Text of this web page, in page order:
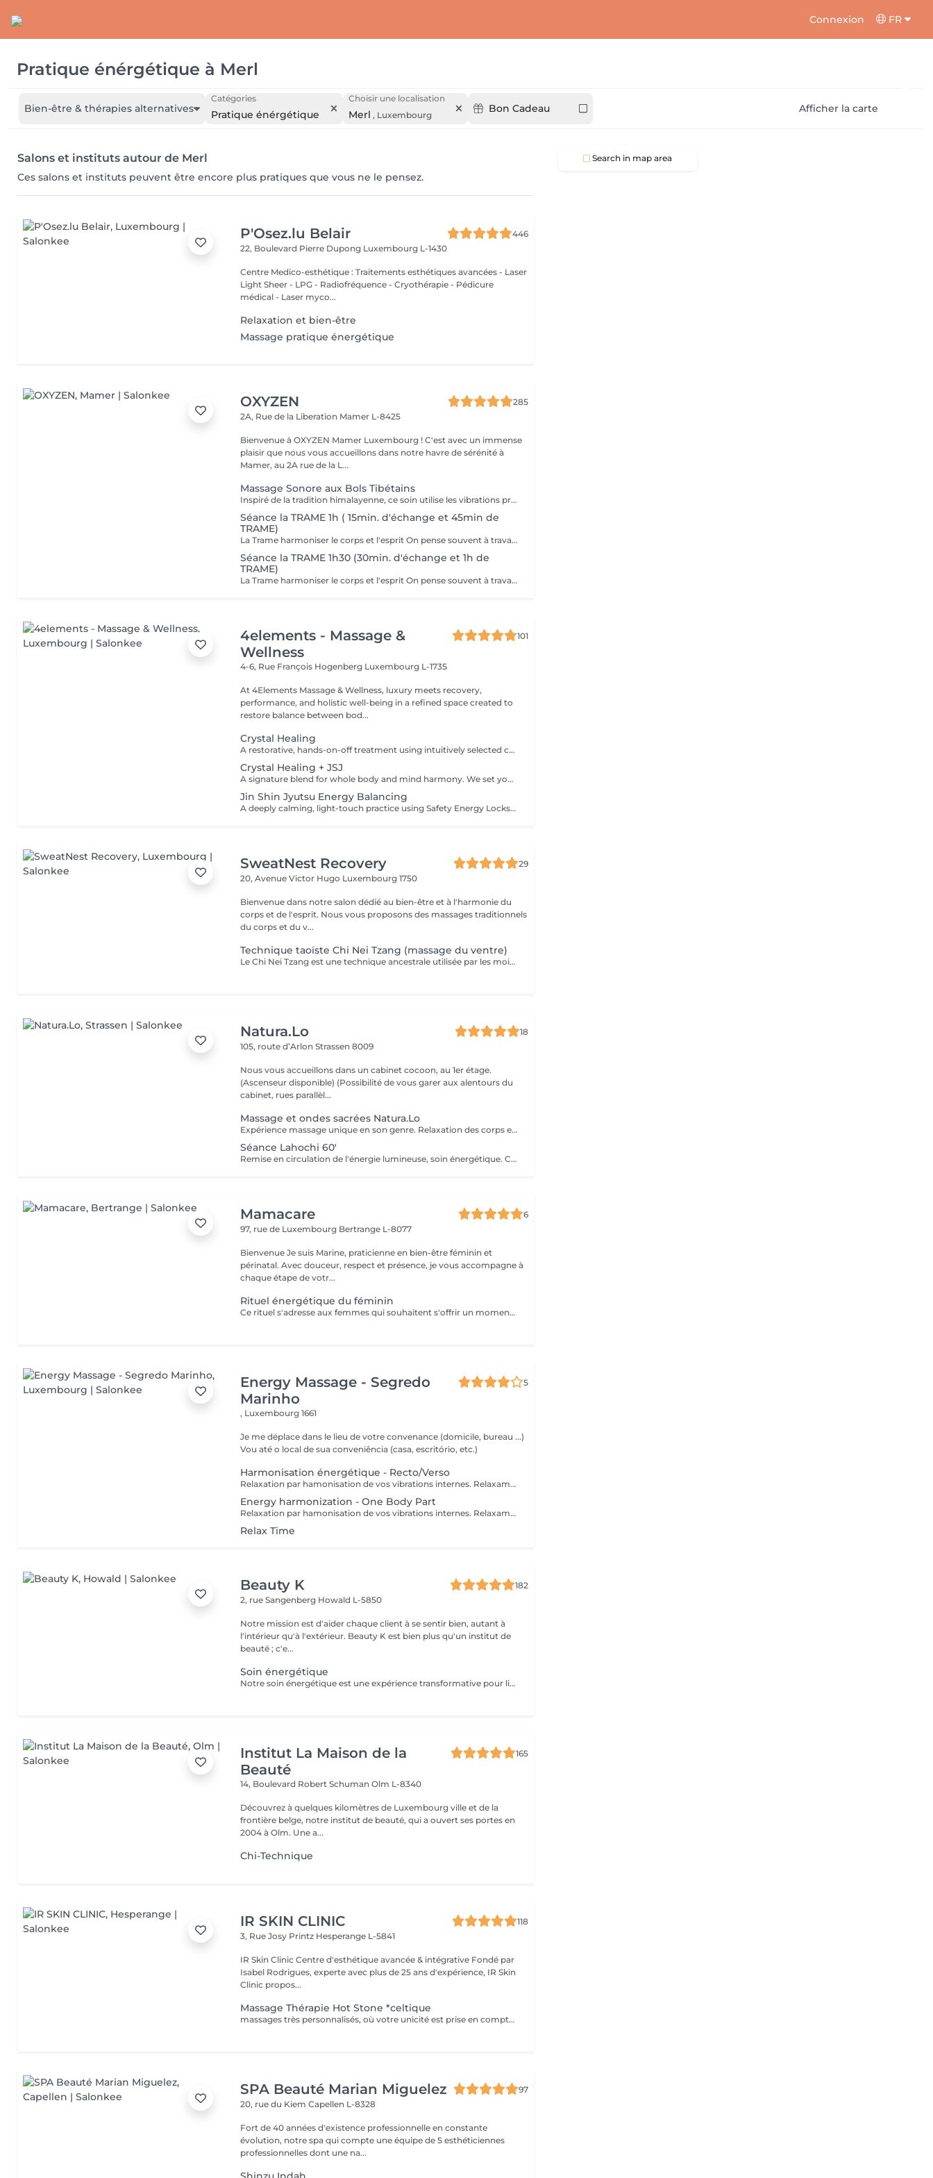
Connexion FR
Pratique énérgétique à Merl
Bien-être & thérapies alternatives
Catégories
Pratique énérgétique
Choisir une localisation
Merl , Luxembourg
Bon Cadeau Afficher la carte
Salons et instituts autour de Merl
Ces salons et instituts peuvent être encore plus pratiques que vous ne le pensez.
P'Osez.lu Belair
446
22, Boulevard Pierre Dupong Luxembourg L-1430
Centre Medico-esthétique : Traitements esthétiques avancées - Laser
Light Sheer - LPG - Radiofréquence - Cryothérapie - Pédicure
médical - Laser myco...
Relaxation et bien-être
Massage pratique énergétique
OXYZEN
285
2A, Rue de la Liberation Mamer L-8425
Bienvenue à OXYZEN Mamer Luxembourg ! C'est avec un immense
plaisir que nous vous accueillons dans notre havre de sérénité à
Mamer, au 2A rue de la L...
Massage Sonore aux Bols Tibétains
Inspiré de la tradition himalayenne, ce soin utilise les vibrations profondes des bols Peter Hess pour rétablir l'équilibre entre le corps et l'esprit. Les sons se propagent à travers chaque cellule, relâchent les tensions et stimulent la circulation énergétique naturelle. Ce soin permet de : dissoudre les tensions physiques et émotionnelles, apaiser le mental et calmer les pensées, favoriser un sommeil réparateur et une sensation durable de sérénité. Chaque bol est placé à des endroits spécifiques, créant une symphonie de fréquences qui vous enveloppe et vous ramène à votre centre. Une expérience rare, profondément régénérante, à la croisée de la relaxation, de la méditation et de la thérapie vibratoire.
Séance la TRAME 1h ( 15min. d'échange et 45min de
TRAME)
La Trame harmoniser le corps et l'esprit On pense souvent à travailler son mental, mais on oublie que notre corps garde en mémoire des tensions et des émotions. Pour se sentir vraiment bien, il est essentiel d'harmoniser les deux. La Trame est une technique vibratoire qui aide à libérer les blocages et émotions cristallisées. Elle permet de retrouver sa trame initiale, de relâcher ce qui ne nous appartient pas et de rétablir une circulation fluide de l'énergie. - Bienfaits : diminution du stress, libération des tensions, apaisement émotionnel et retour à un état de calme et de légèreté. Une séance de Trame est une vraie parenthèse pour soi, un moment de lâcher-prise profond. Cette prestation est également disponible en bon cadeau. Vous pouvez réserver directement en ligne ou nous contacter pour fixer votre rendez-vous. Pour en savoir plus : https://www.oxyzen.lu/massages/soins-energetiques.html Déconseillé aux femmes enceintes. Avertissement : Nos soins sont dédiés au bien-être et à la relaxation. Ils ne remplacent pas un suivi médical et ne relèvent pas de la kinésithérapie.
Séance la TRAME 1h30 (30min. d'échange et 1h de
TRAME)
La Trame harmoniser le corps et l'esprit On pense souvent à travailler son mental, mais on oublie que notre corps garde en mémoire des tensions et des émotions. Pour se sentir vraiment bien, il est essentiel d'harmoniser les deux. La Trame est une technique vibratoire qui aide à libérer les blocages et émotions cristallisées. Elle permet de retrouver sa trame initiale, de relâcher ce qui ne nous appartient pas et de rétablir une circulation fluide de l'énergie. - Bienfaits : diminution du stress, libération des tensions, apaisement émotionnel et retour à un état de calme et de légèreté. Une séance de Trame est une vraie parenthèse pour soi, un moment de lâcher-prise profond. Cette prestation est également disponible en bon cadeau. Vous pouvez réserver directement en ligne ou nous contacter pour fixer votre rendez-vous. Pour en savoir plus : https://www.oxyzen.lu/massages/soins-energetiques.html Déconseillé aux femmes enceintes. Avertissement : Nos soins sont dédiés au bien-être et à la relaxation. Ils ne remplacent pas un suivi médical et ne relèvent pas de la kinésithérapie.
4elements - Massage &
Wellness
101
4-6, Rue François Hogenberg Luxembourg L-1735
At 4Elements Massage & Wellness, luxury meets recovery,
performance, and holistic well-being in a refined space created to
restore balance between bod...
Crystal Healing
A restorative, hands-on-off treatment using intuitively selected crystals placed on and around the body. - A 20 minute phone call before the session to explore your goals and tailor your plan - A personalized Crystal body layout (and intention focused grids if needed) - Chakra balancing to realign and stabilize your energy centers - Energy field cleansing (aura sweep, grounding, and sealing) - Yin-Yang harmonization for overall energetic coherence - Aftercare suggestions Ideal for: stress relief, emotional balance, mental clarity, energetic reset. For questions and additional information, please contact claudia@4elements.lu
Crystal Healing + JSJ
A signature blend for whole body and mind harmony. We set your intention, select specific crystals, and apply JSJ flows that complement your needsperfect for layered support (physical, emotional, and subtle energy). For questions and additional information, please contact claudia@4elements.lu
Jin Shin Jyutsu Energy Balancing
A deeply calming, light-touch practice using Safety Energy Locks to free energetic blockages that can affect the emotional and physical body. - A 20 minute phone call before the session to explore your goals and tailor your plan - Individualized flows for nervous system soothing, digestive ease, musculoskeletal comfort and hormonal transitions It can be integrated into a crystal session or booked as a standalone treatment. Ideal for: nervous system support, gentle pain relief support, sleep, emotional relief. For questions and additional information, please contact claudia@4elements.lu
SweatNest Recovery
29
20, Avenue Victor Hugo Luxembourg 1750
Bienvenue dans notre salon dédié au bien-être et à l'harmonie du
corps et de l'esprit. Nous vous proposons des massages traditionnels
du corps et du v...
Technique taoïste Chi Nei Tzang (massage du ventre)
Le Chi Nei Tzang est une technique ancestrale utilisée par les moines taoïstes de la Chine qui signifie «travail de l'énergie des organes internes». Selon les taoïstes, chaque organe est lié à une émotion : la colère au foie, la peur aux reins. Notre ventre porte en lui les traces laissées par tous nos traumatismes et nos secrets les plus intimes. L'obstruction des organes internes bloque la libre circulation de l'énergie vitale, le Chi. Le massage agit en profondeur sur les viscères, les émotions et tous les systèmes vitaux du corps. Déroulement de la séance: Pendant le soin vous êtes allongés sur le dos : le torse et le ventre nus, le bas du ventre et les jambes sont couverts ainsi que la poitrine chez les femmes. Pendant la séance vous portez un masque sur les yeux pour pouvoir vous détendre complètement. Mais vous restez attentifs à vos sensations ! À tout moment, si quelque chose vous inquiète ou vous dérange, (certains points de l'intestin peuvent être sensibles !) n'hésitez pas me signaler. Lors de massage j'utilise de l'huile de sésame ou d'amande douce. Aux certains moments lors de soin je prononce «six sons de guérison» qui possèdent un potentiel vibratoire qui participe du nettoyage des organes. Des pressions souples et profondes, appliquées directement sur les organes ou sur des points réflexes, permettent aux énergies ou aux émotions prisonnières, de se libérer. Le massage se termine par le drainage lymphatique et l'équilibrage des pouls.
Natura.Lo
18
105, route d’ArlonStrassen 8009
Nous vous accueillons dans un cabinet cocoon, au 1er étage.
(Ascenseur disponible) (Possibilité de vous garer aux alentours du
cabinet, rues parallèl...
Massage et ondes sacrées Natura.Lo
Expérience massage unique en son genre. Relaxation des corps et soin sonore au tambour, bols tibétains et vocale accompagné de notre partenaire bien-être : Anne
Séance Lahochi 60'
Remise en circulation de l'énergie lumineuse, soin énergétique. Chèque cadeau disponible (Montant de votre choix, celui-ci est à indiquer lors de votre demande)
Mamacare
6
97, rue de Luxembourg Bertrange L-8077
Bienvenue Je suis Marine, praticienne en bien-être féminin et
périnatal. Avec douceur, respect et présence, je vous accompagne à
chaque étape de votr...
Rituel énergétique du féminin
Ce rituel s'adresse aux femmes qui souhaitent s'offrir un moment de reconnexion à elles-mêmes. Il permet d'équilibrer l'énergie féminine, de libérer les blocages émotionnels et énergétiques, et de renforcer la connexion à son intuition et à sa créativité. Bienfaits : un profond sentiment d'apaisement, une meilleure circulation de l'énergie dans le corps, et un regain de vitalité et de clarté mentale. Ce rituel est composé d'un temps d'échange, avec remise d'une huile sur-mesure, d'une méditation, et d'un soin énergétique. Séance unique ou dans le cadre d'un accompagnement (à prix réduit). Pour en savoir plus, rendez-vous sur mon site: www.mamacare-lu.com/mes-accompagnements
Energy Massage - Segredo
Marinho
5
, Luxembourg 1661
Je me déplace dans le lieu de votre convenance (domicile, bureau ...)
Vou até o local de sua conveniência (casa, escritório, etc.)
Harmonisation énergétique - Recto/Verso
Relaxation par hamonisation de vos vibrations internes. Relaxamento pela harmonização de suas vibrações internas.
Energy harmonization - One Body Part
Relaxation par hamonisation de vos vibrations internes. Relaxamento pela harmonização de suas vibrações internas.
Relax Time
Beauty K
182
2, rue Sangenberg Howald L-5850
Notre mission est d'aider chaque client à se sentir bien, autant à
l'intérieur qu'à l'extérieur. Beauty K est bien plus qu'un institut de
beauté ; c'e...
Soin énergétique
Notre soin énergétique est une expérience transformative pour libérer blocages et tensions, tout en cultivant une paix intérieure profonde. Ce traitement unique agit sur les énergies environnantes et utilise des techniques éprouvées pour harmoniser l'énergie vitale de votre corps. Avec une approche holistique, nous ciblons les déséquilibres énergétiques qui influent sur votre santé physique et émotionnelle. Basée sur l'interaction avec les champs énergétiques, cette méthode restaure l'équilibre entre corps, esprit et âme. Ce soin, apaisant et régénérant, stimule vos capacités naturelles d'auto-guérison, renforçant vitalité et clarté mentale. Idéal pour se sentir revitalisé, allégé du quotidien, et en harmonie avec soi-même.
Institut La Maison de la
Beauté
165
14, Boulevard Robert SchumanOlm L-8340
Découvrez à quelques kilomètres de Luxembourg ville et de la
frontière belge, notre institut de beauté, qui a ouvert ses portes en
2004 à Olm. Une a...
Chi-Technique
IR SKIN CLINIC
118
3, Rue Josy Printz Hesperange L-5841
IR Skin Clinic Centre d'esthétique avancée & intégrative Fondé par
Isabel Rodrigues, experte avec plus de 25 ans d'expérience, IR Skin
Clinic propos...
Massage Thérapie Hot Stone *celtique
massages très personnalisés, où votre unicité est prise en compte dans le (physique, mentale, émotionnelle et spirituelle), Véritable soin holistique, grâce à l'alliance de protocoles de massages bien être et de chamanisme *celtique. Au delà de la relaxation profonde apportée c'est un voyage au cur de votre être que je vous propose, une rencontre avec votre âme. Vous n'aurez jamais deux fois le même massage car les gestes s'adaptent en permanence à vous et vos problématiques du jour (fatigue, douleur, stress, choc émotionnel...). Les huiles de massage que utilisée sont également choisies pour leur vertus thérapeutiques et leur pureté. *hot stone: massage qu'agit au niveau physique par le relâchement musculaire, le soulagement de la douleur, l'augmentation de la circulation sanguine et lymphatique, l'apaisement du système nerveux et l'exfoliation douce de la peau. Il agit aussi au niveau psychologique en diminuant le stress et en apaisant le mental. Enfin, il agit à un niveau énergétique, provoquant l'activation du flux énergétique du corps et favorisant ainsi le renouvellement de l'énergie vitale.
SPA Beauté Marian Miguelez
97
20, rue du KiemCapellen L-8328
Fort de 40 années d'existence professionnelle en constante
évolution, notre spa qui compte une équipe de 5 esthéticiennes
professionnelles dont une na...
Search in map area